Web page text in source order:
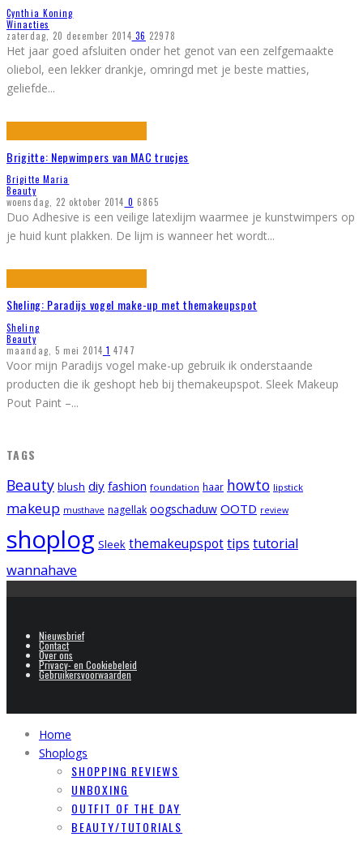
Cynthia Koning
Winacties
zaterdag, 20 december 2014 36 22978
Het jaar goed afsluiten onder het genot van een zelfgemaakte
oliebol, een lekker drankje, omringd met je beste matties,
geliefde...
Brigitte: Nepwimpers van MAC trucjes
Brigitte Maria
Beauty
woensdag, 22 oktober 2014 0 6865
Duo Adhesive is een veilige latexlijm waarmee je kunstwimpers op
je huid kunt plakken. De lijm is wanneer het wordt...
Sheling: Paradijs vogel make-up met themakeupspot
Sheling
Beauty
maandag, 5 mei 2014 1 4747
Voor mijn Paradijs vogel make-up gebruik ik onderstaande
producten die ik geshopt heb bij themakeupspot. Sleek Makeup
Pout Paint –...
TAGS
Beauty blush diy fashion foundation haar howto lipstick
makeup musthave nagellak oogschaduw OOTD review
shoplog Sleek themakeupspottips tutorial
wannahave
Nieuwsbrief
Contact
Over ons
Privacy- en Cookiebeleid
Gebruikersvoorwaarden
Home
Shoplogs
SHOPPING REVIEWS
UNBOXING
OUTFIT OF THE DAY
BEAUTY/TUTORIALS